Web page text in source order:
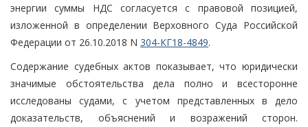
энергии суммы НДС согласуется с правовой позицией,
изложенной в определении Верховного Суда Российской
Федерации от 26.10.2018 N 304-КГ18-4849.
Содержание судебных актов показывает, что юридически
значимые обстоятельства дела полно и всесторонне
исследованы судами, с учетом представленных в дело
доказательств, объяснений и возражений сторон.